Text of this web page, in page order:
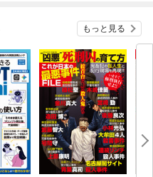
もっと見る